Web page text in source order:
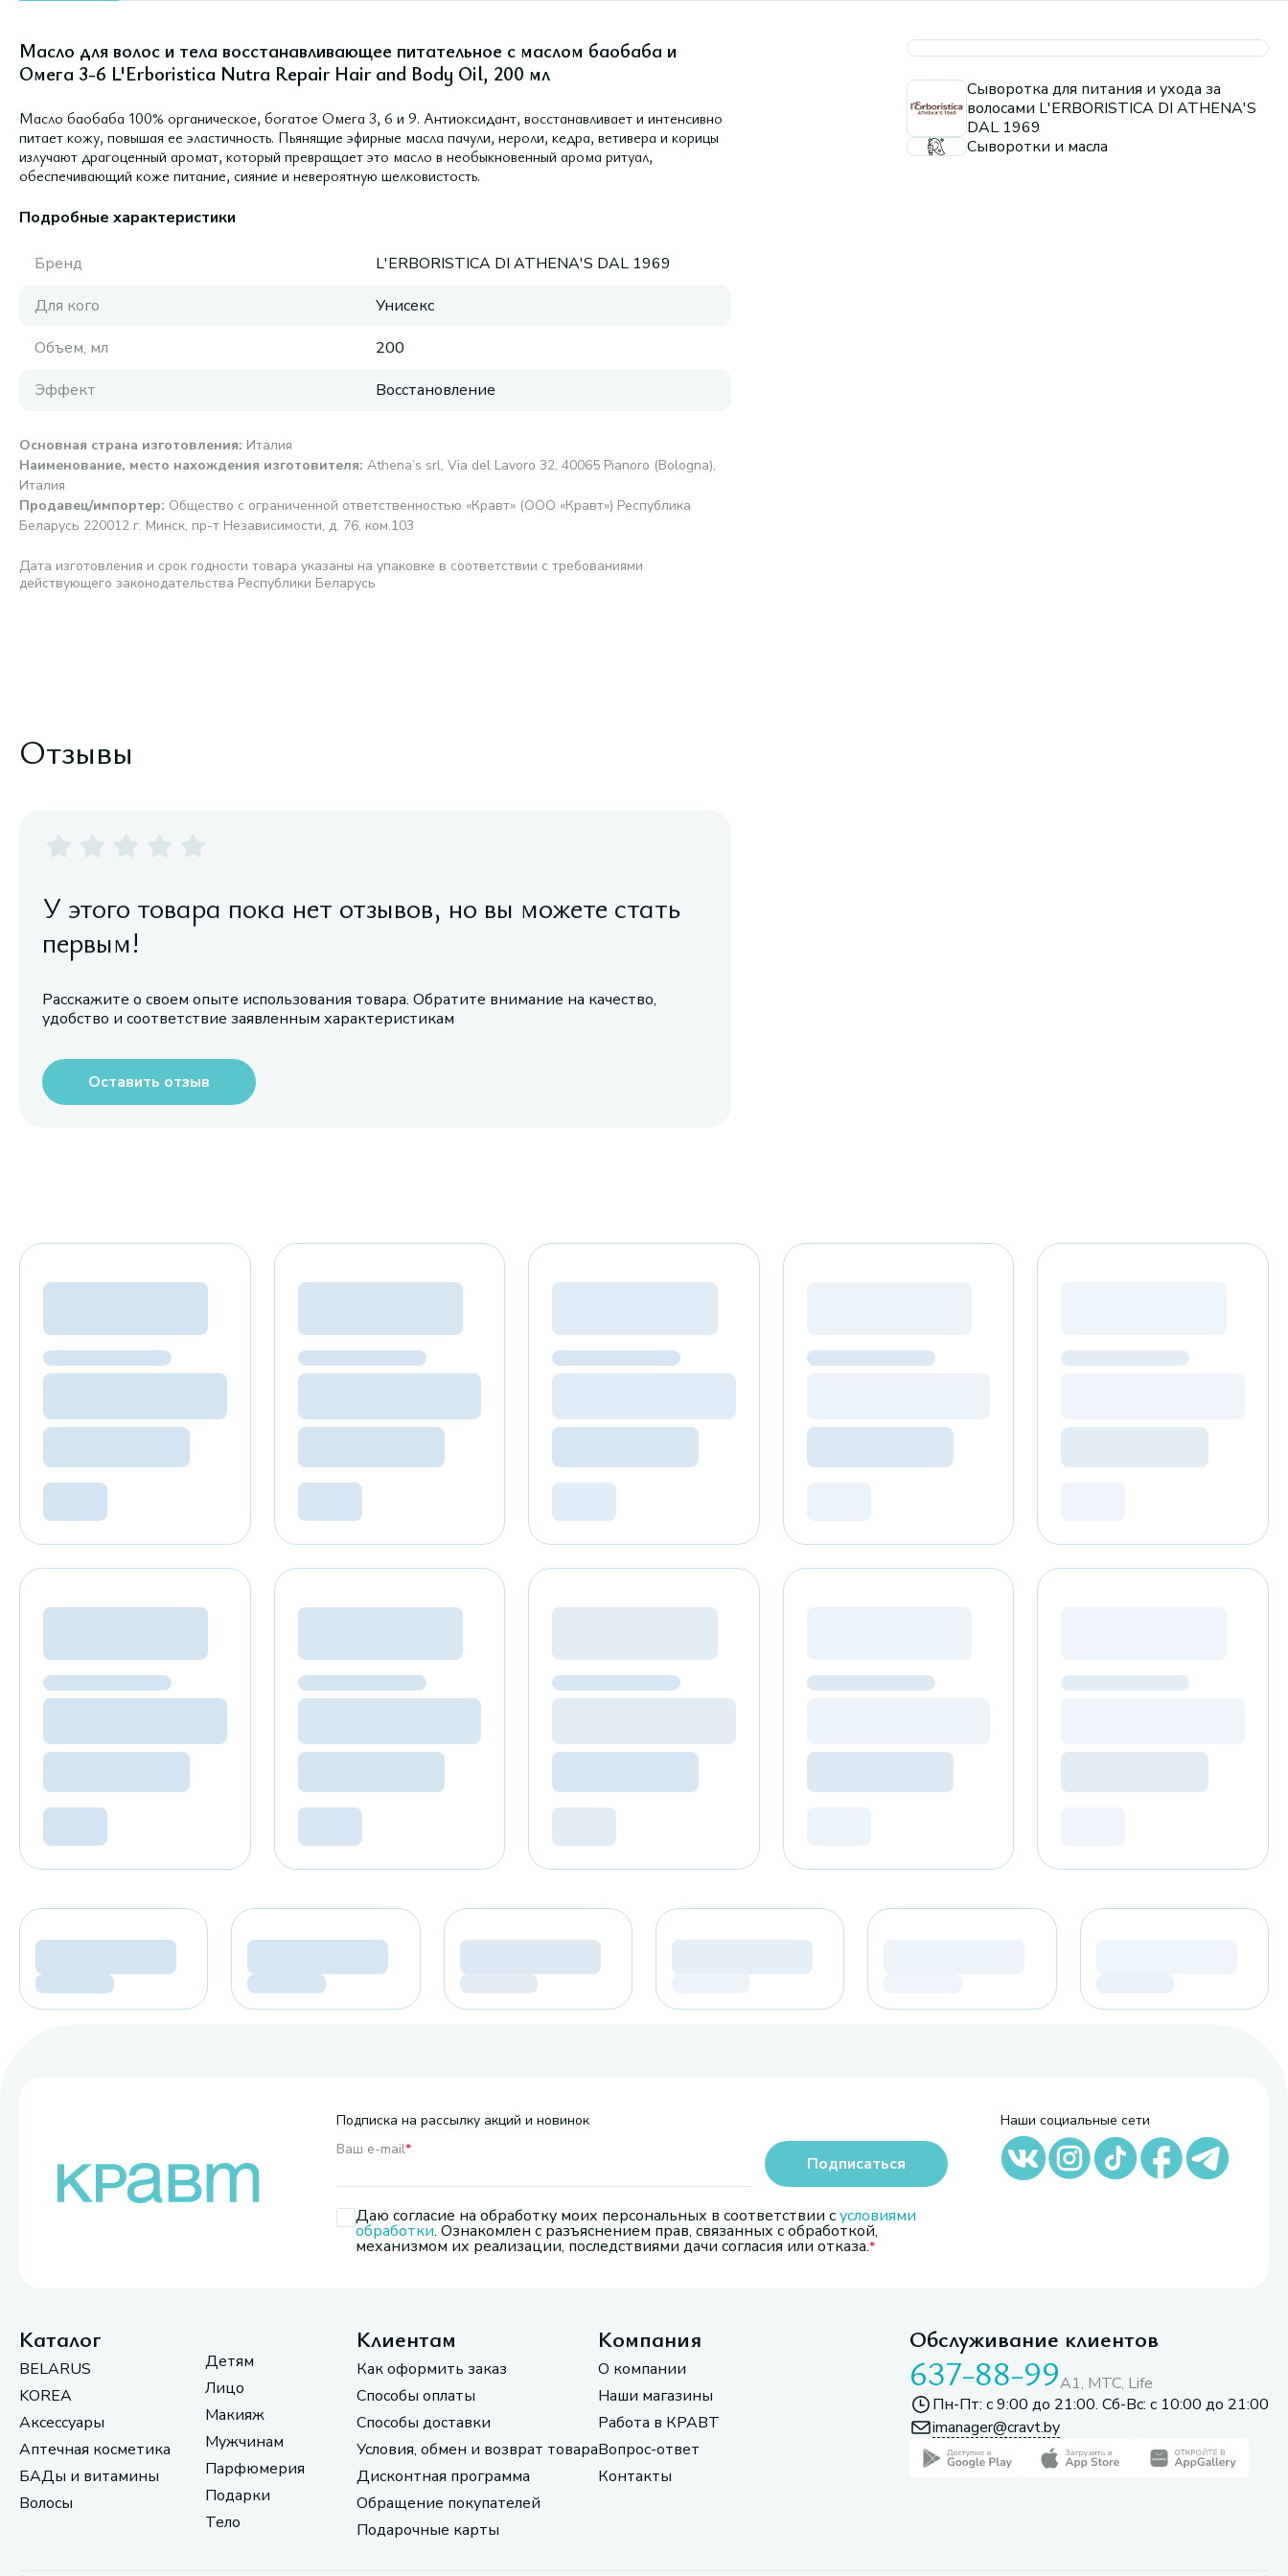
Масло для волос и тела восстанавливающее питательное с маслом баобаба и
Омега 3-6 L'Erboristica Nutra Repair Hair and Body Oil, 200 мл
Масло баобаба 100% органическое, богатое Омега 3, 6 и 9. Антиоксидант, восстанавливает и интенсивно
питает кожу, повышая ее эластичность. Пьянящие эфирные масла пачули, нероли, кедра, ветивера и корицы
излучают драгоценный аромат, который превращает это масло в необыкновенный арома ритуал,
обеспечивающий коже питание, сияние и невероятную шелковистость.
Подробные характеристики
Бренд
L'ERBORISTICA DI ATHENA'S DAL 1969
Для кого
Унисекс
Объем, мл
200
Эффект
Восстановление
Основная страна изготовления: Италия
Наименование, место нахождения изготовителя: Athena’s srl, Via del Lavoro 32, 40065 Pianoro (Bologna),
Италия
Продавец/импортер: Общество с ограниченной ответственностью «Кравт» (ООО «Кравт») Республика
Беларусь 220012 г. Минск, пр-т Независимости, д. 76, ком.103
Дата изготовления и срок годности товара указаны на упаковке в соответствии с требованиями
действующего законодательства Республики Беларусь
Сыворотка для питания и ухода за
волосами L'ERBORISTICA DI ATHENA'S
DAL 1969
Сыворотки и масла
Отзывы
У этого товара пока нет отзывов, но вы можете стать
первым!
Расскажите о своем опыте использования товара. Обратите внимание на качество,
удобство и соответствие заявленным характеристикам
Оставить отзыв
Подписка на рассылку акций и новинок
Ваш e-mail*
Даю согласие на обработку моих персональных в соответствии сусловиями
обработки. Ознакомлен с разъяснением прав, связанных с обработкой,
механизмом их реализации, последствиями дачи согласия или отказа.
Подписаться
Наши социальные сети
Каталог
BELARUS
KOREA
Аксессуары
Аптечная косметика
БАДы и витамины
Волосы
Детям
Лицо
Макияж
Мужчинам
Парфюмерия
Подарки
Тело
Клиентам
Как оформить заказ
Способы оплаты
Способы доставки
Условия, обмен и возврат товара
Дисконтная программа
Обращение покупателей
Подарочные карты
Компания
О компании
Наши магазины
Работа в КРАВТ
Вопрос-ответ
Контакты
Обслуживание клиентов
637-88-99A1, МТС, Life
Пн-Пт: с 9:00 до 21:00. Сб-Вс: с 10:00 до 21:00
imanager@cravt.by